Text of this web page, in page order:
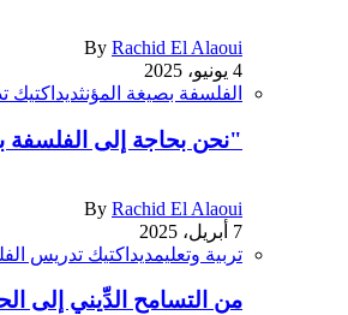
By Rachid El Alaoui
4 يونيو، 2025
الفلسفة بصيغة المؤنثديداكتيك
"نحن بحاجة إلى الفلسفة
By Rachid El Alaoui
7 أبريل، 2025
تربية وتعليمديداكتيك تدريس
من التسامح الدِّيني إلى